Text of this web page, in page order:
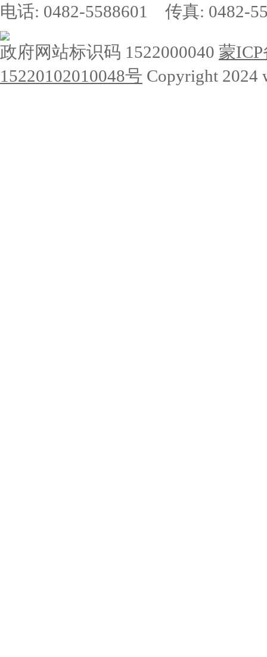
电话: 0482-5588601 传真: 0482-
政府网站标识码 1522000040 蒙ICP
15220102010048号 Copyright 2024